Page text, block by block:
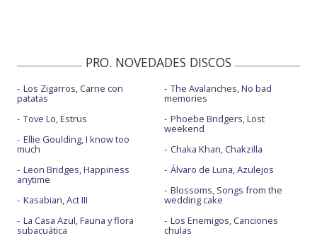
PRO. NOVEDADES DISCOS
Los Zigarros, Carne con
patatas
Tove Lo, Estrus
Ellie Goulding, I know too
much
Leon Bridges, Happiness
anytime
Kasabian, Act III
La Casa Azul, Fauna y flora
subacuática
The Avalanches, No bad
memories
Phoebe Bridgers, Lost
weekend
Chaka Khan, Chakzilla
Álvaro de Luna, Azulejos
Blossoms, Songs from the
wedding cake
Los Enemigos, Canciones
chulas